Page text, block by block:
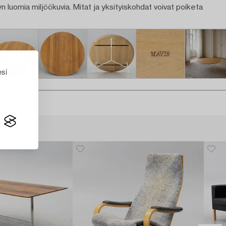
luomia miljöökuvia. Mitat ja yksityiskohdat voivat poiketa